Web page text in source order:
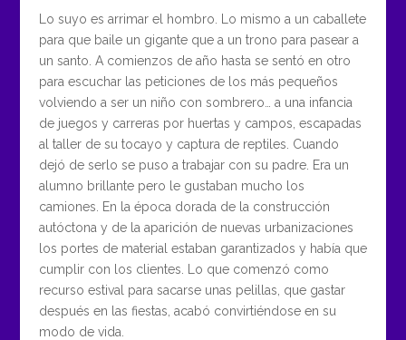
Lo suyo es arrimar el hombro. Lo mismo a un caballete
para que baile un gigante que a un trono para pasear a
un santo. A comienzos de año hasta se sentó en otro
para escuchar las peticiones de los más pequeños
volviendo a ser un niño con sombrero… a una infancia
de juegos y carreras por huertas y campos, escapadas
al taller de su tocayo y captura de reptiles. Cuando
dejó de serlo se puso a trabajar con su padre. Era un
alumno brillante pero le gustaban mucho los
camiones. En la época dorada de la construcción
autóctona y de la aparición de nuevas urbanizaciones
los portes de material estaban garantizados y había que
cumplir con los clientes. Lo que comenzó como
recurso estival para sacarse unas pelillas, que gastar
después en las fiestas, acabó convirtiéndose en su
modo de vida.